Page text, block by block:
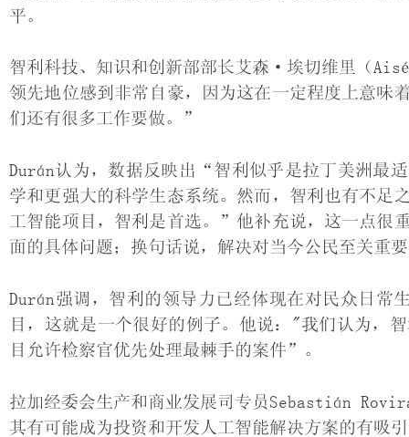
平。
智利科技、知识和创新部部长艾森·埃切维里（
领先地位感到非常自豪，因为这在一定程度上意味
们还有很多工作要做。”
Durán认为，数据反映出“智利似乎是拉丁美洲最
学和更强大的科学生态系统。然而，智利也有不足
工智能项目，智利是首选。”他补充说，这一点很
面的具体问题；换句话说，解决对当今公民至关重
Durán强调，智利的领导力已经体现在对民众日
目，这就是一个很好的例子。他说："我们认为，
目允许检察官优先处理最棘手的案件”。
拉加经委会生产和商业发展司专员Sebastián
其有可能成为投资和开发人工智能解决方案的有吸